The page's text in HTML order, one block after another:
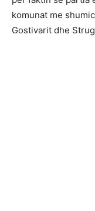
komunat me
Gostivarit dhe